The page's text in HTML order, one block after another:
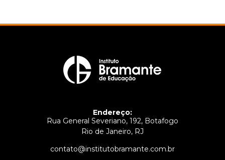
Endereço:
Rua General Severiano, 192, Botafogo
Rio de Janeiro, RJ
contato@institutobramante.com.br